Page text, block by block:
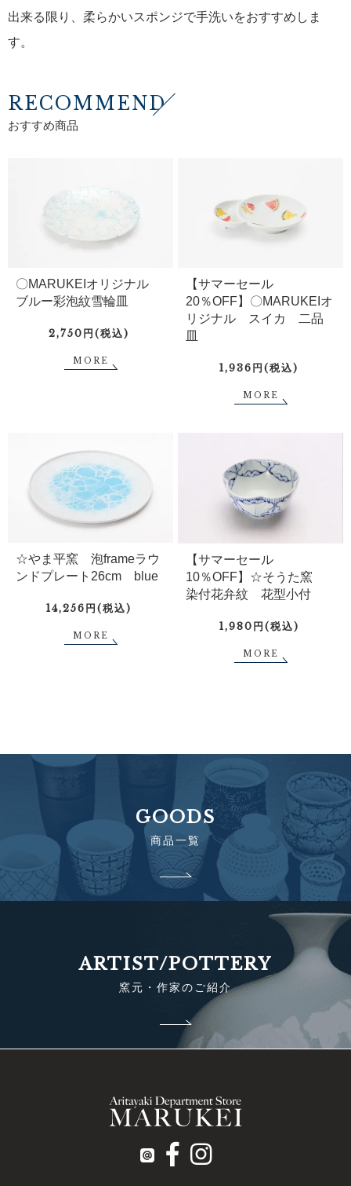
出来る限り、柔らかいスポンジで手洗いをおすすめしま
す。
RECOMMEND
おすすめ商品
〇MARUKEIオリジナル
ブルー彩泡紋雪輪皿
2,750円(税込)
MORE
【サマーセール
20％OFF】〇MARUKEIオ
リジナル スイカ 二品
皿
1,936円(税込)
MORE
☆やま平窯 泡frameラウ
ンドプレート26cm blue
14,256円(税込)
MORE
【サマーセール
10％OFF】☆そうた窯
染付花弁紋 花型小付
1,980円(税込)
MORE
GOODS
商品一覧
ARTIST/POTTERY
窯元・作家のご紹介